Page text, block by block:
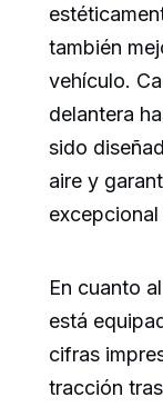
también
vehículo.
delantera
sido
aire y
En cuanto al
está
cifras
tracción